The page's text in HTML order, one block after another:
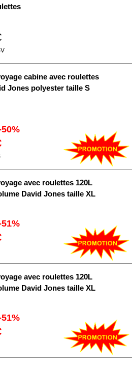
cabine avec roulettes
Jones polyester taille S
avec roulettes 120L
David Jones taille XL
avec roulettes 120L
David Jones taille XL